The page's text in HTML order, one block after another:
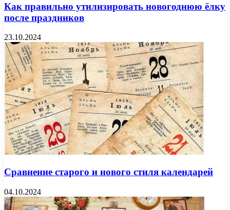
Как правильно утилизировать новогоднюю ёлку
после праздников
23.10.2024
Сравнение старого и нового стиля календарей
04.10.2024